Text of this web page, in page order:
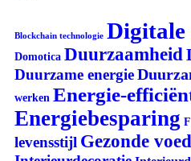
Blockchain technologie
Domotica Duurzaamheid
Duurzame energie
werken Energie-
Energiebesparing
levensstijl Gezonde